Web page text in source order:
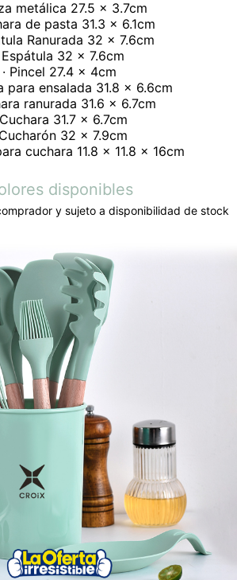
metálica 27.5 x 3.7cm
de pasta 31.3 x 6.1cm
Ranurada 32 x 7.6cm
Espátula 32 x 7.6cm
· Pincel 27.4 x 4cm
para ensalada 31.8 x 6.6cm
ranurada 31.6 x 6.7cm
Cuchara 31.7 x 6.7cm
Cucharón 32 x 7.9cm
cuchara 11.8 x 11.8 x 16cm
disponibles
y sujeto a disponibilidad de stock